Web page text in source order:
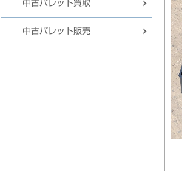
その他
中古パレット買取
中古パレット販売